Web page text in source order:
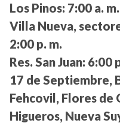
Los Pinos: 7:00 a.
Villa Nueva,
2:00 p. m.
Res. San Juan: 6:00
17 de Septiembre,
Fehcovil, Flores de
Higueros, Nueva